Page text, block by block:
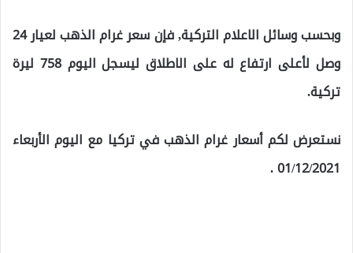
وبحسب وسائل الاعلام التركية, فإن سعر غرام الذهب لعيار 24
وصل لأعلى ارتفاع له على الاطلاق ليسجل اليوم 758 ليرة
تركية.
نستعرض لكم أسعار غرام الذهب في تركيا مع اليوم الأربعاء
01/12/2021 .